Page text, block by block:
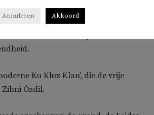
Safe spacesop de Radboud
op de universiteit’, waar
Dit is niet te rijmen met het recht
Ku Klux Klan’, die de vrije
Özdil.
Annuleren Akkoord